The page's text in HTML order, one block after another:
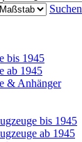
Suchen
bis 1945
ab 1945
& Anhänger
bis 1945
ab 1945